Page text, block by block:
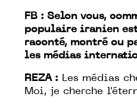
FB : Selon vous,
populaire iranien
raconté, montré ou
les médias
REZA : Les médias
Moi, je cherche